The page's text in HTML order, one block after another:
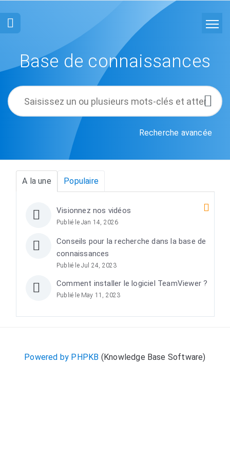
Accueil
Rechercher
Glossaire
Français
Base de connaissances
Recherche avancée
A la une Populaire
Visionnez nos vidéos
Publié le Jan 14, 2026
Conseils pour la recherche dans la base de
connaissances
Publié le Jul 24, 2023
Comment installer le logiciel TeamViewer ?
Publié le May 11, 2023
Powered by PHPKB (Knowledge Base Software)